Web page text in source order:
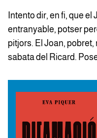
Intento dir, en fi, que
entranyable, potser
pitjors. El Joan, pobret,
sabata del Ricard.